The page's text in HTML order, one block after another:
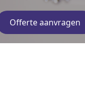
Offerte aanvragen